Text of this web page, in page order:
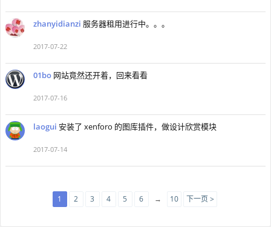
zhanyidianzi 服务器租用进行中。。。
2017-07-22
01bo 网站竟然还开着，回来看看
2017-07-16
laogui 安装了 xenforo 的图库插件，做设计欣赏模块
2017-07-14
1 2 3 4 5 6 → 10 下一页 >